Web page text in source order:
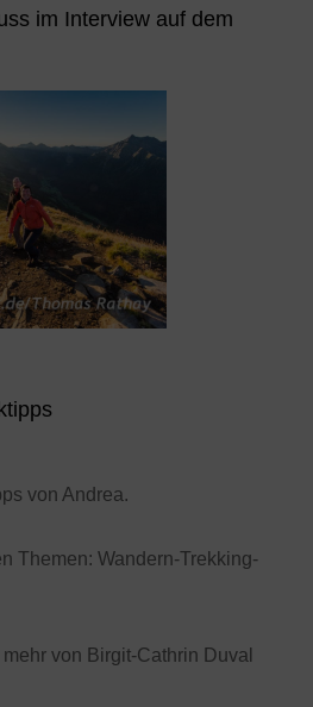
im Interview auf dem
von Andrea.
Themen: Wandern-Trekking-
von Birgit-Cathrin Duval